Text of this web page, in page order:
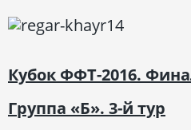
Кубок ФФТ-2016.
Группа «Б». 3-й тур